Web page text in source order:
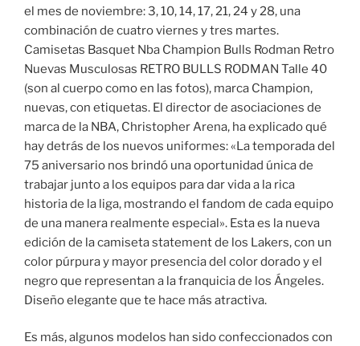
el mes de noviembre: 3, 10, 14, 17, 21, 24 y 28, una
combinación de cuatro viernes y tres martes.
Camisetas Basquet Nba Champion Bulls Rodman Retro
Nuevas Musculosas RETRO BULLS RODMAN Talle 40
(son al cuerpo como en las fotos), marca Champion,
nuevas, con etiquetas. El director de asociaciones de
marca de la NBA, Christopher Arena, ha explicado qué
hay detrás de los nuevos uniformes: «La temporada del
75 aniversario nos brindó una oportunidad única de
trabajar junto a los equipos para dar vida a la rica
historia de la liga, mostrando el fandom de cada equipo
de una manera realmente especial». Esta es la nueva
edición de la camiseta statement de los Lakers, con un
color púrpura y mayor presencia del color dorado y el
negro que representan a la franquicia de los Ángeles.
Diseño elegante que te hace más atractiva.
Es más, algunos modelos han sido confeccionados con